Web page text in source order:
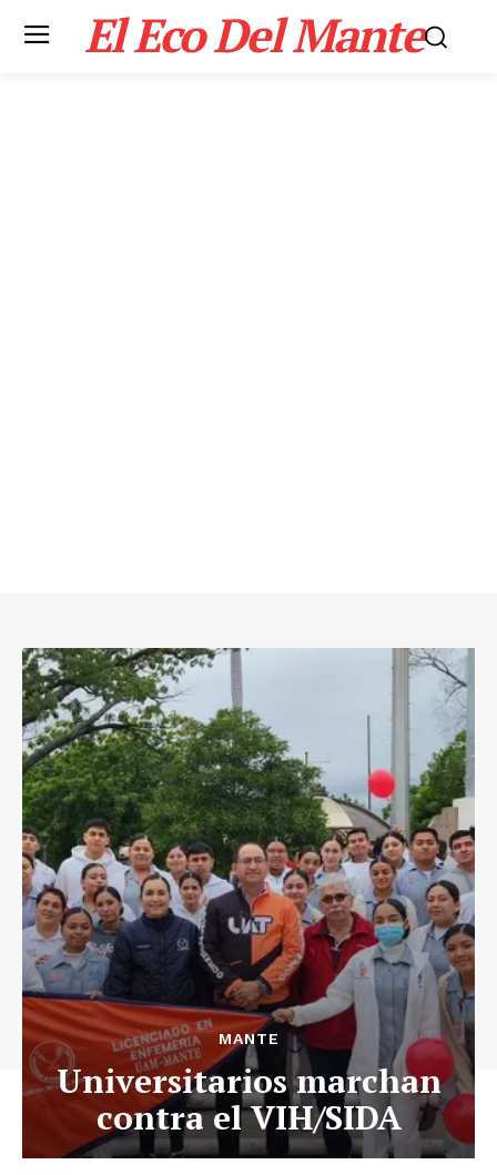
El Eco Del Mante
MANTE
Universitarios marchan
contra el VIH/SIDA